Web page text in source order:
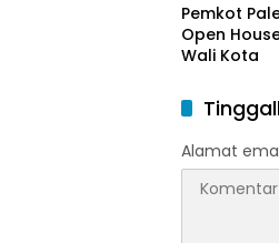
Pemkot
Open
Wali Kota
Alamat